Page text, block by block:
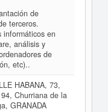
de
terceros.
informáticos en
análisis y
de
etc)..
HABANA, 73,
Churriana de la
GRANADA